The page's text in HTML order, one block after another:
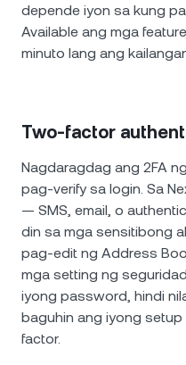
depende iyon sa kung
Available ang mga
minuto lang ang
Two-factor
Nagdaragdag ang 2FA
pag-verify sa login. Sa
— SMS, email, o
din sa mga sensitibong
pag-edit ng Address
mga setting ng
iyong password, hindi
baguhin ang iyong
factor.